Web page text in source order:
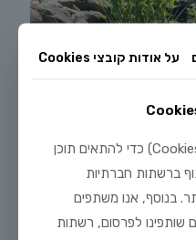
על אודות קובצי Cookies
אנו משתמשים בקובצי עוגיות (Cookies) כדי להתאים תוכן
ברשתות חברתיות
בנוסף, אנו משתפים
לפרסום, רשתות